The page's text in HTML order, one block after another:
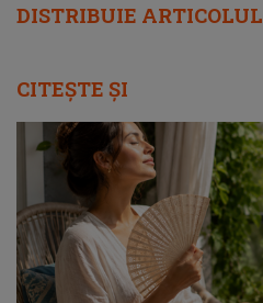
DISTRIBUIE ARTICOLUL
CITEȘTE ȘI